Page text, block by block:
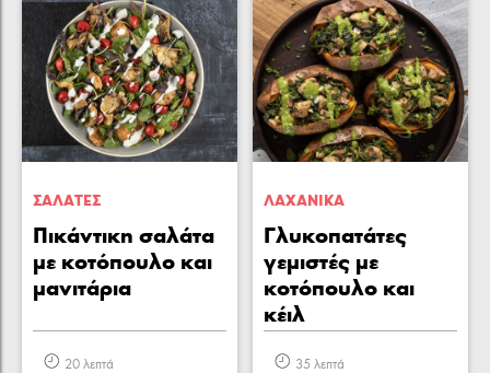
ΣΑΛAΤΕΣ
Πικάντικη σαλάτα
με κοτόπουλο και
μανιτάρια
20 λεπτά
ΛΑΧΑΝΙΚA
Γλυκοπατάτες
γεμιστές με
κοτόπουλο και
κέιλ
35 λεπτά